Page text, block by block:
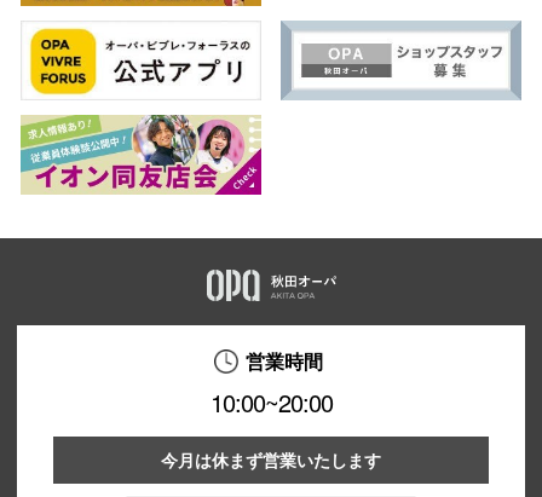
営業時間
10:00~20:00
今月は休まず営業いたします